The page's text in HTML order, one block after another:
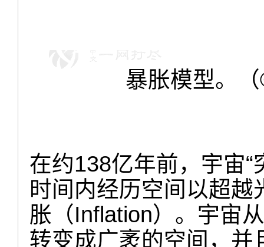
暴胀模型。（
在约138亿年前，宇宙
时间内经历空间以超
胀（Inflation）。宇宙
转变成广袤的空间，并